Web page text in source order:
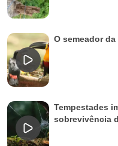
O semeador
Tempestades
sobrevivência